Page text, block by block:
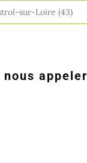
sur-Loire (43)
appeler